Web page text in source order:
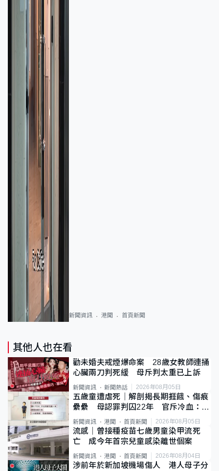
新聞資訊 港聞 首頁新聞
其他人也在看
勸未婚夫戒煙爆命案 28歲女教師連捅
心臟兩刀判死緩 母斥判太重已上訴
新聞資訊 新聞熱話 2026年08月05日
五歲童遭虐死｜解剖揭長期捱餓、傷痕
纍纍 母認罪判囚22年 官斥冷血：同
類案最惡劣
新聞資訊 港聞 首頁新聞 2026年08月05日
流感｜曾接種疫苗七歲男童染甲流死
亡 成今年首宗兒童感染離世個案
新聞資訊 港聞 首頁新聞 2026年08月04日
涉前年於新加坡機場傷人 港人母子分